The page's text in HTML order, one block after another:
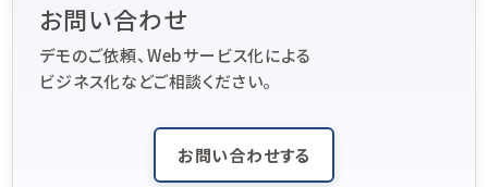
お問い合わせ
デモのご依頼、Webサービス化による
ビジネス化などご相談ください。
お問い合わせする